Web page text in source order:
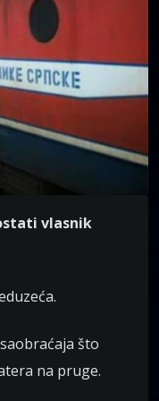
vlasnik
što
na pruge.